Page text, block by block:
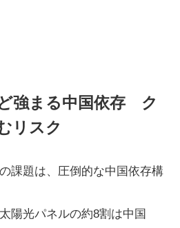
強まる中国依存 ク
リスク
課題は、圧倒的な中国依存構
陽光パネルの約8割は中国